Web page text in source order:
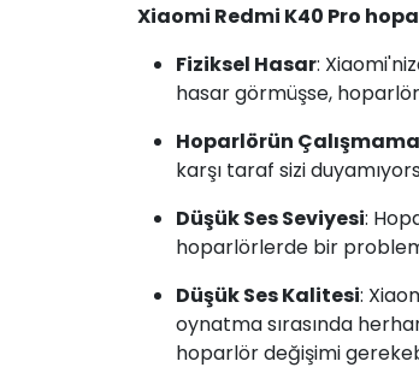
Xiaomi Redmi K40 Pro
Fiziksel Hasar:
hasar görmüşse,
Hoparlörün
karşı taraf sizi
Düşük Ses Seviyesi:
hoparlörlerde bir
Düşük Ses Kalitesi:
oynatma sırasında
hoparlör değişimi